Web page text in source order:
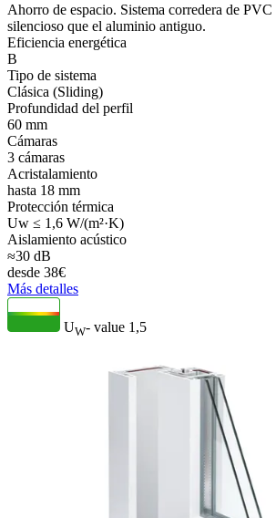
Ahorro de espacio. Sistema corredera de
silencioso que el aluminio antiguo.
Eficiencia energética
B
Tipo de sistema
Clásica (Sliding)
Profundidad del perfil
60 mm
Cámaras
3 cámaras
Acristalamiento
hasta 18 mm
Protección térmica
Uw ≤ 1,6 W/(m²·K)
Aislamiento acústico
≈30 dB
desde 38€
Más detalles
UW- value 1,5